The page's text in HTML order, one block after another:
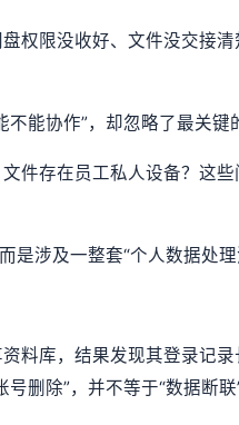
权限没收好、文件没交接清
能协作”，却忽略了最关键
件存在员工私人设备？这
是涉及一整套“个人数据处理
料库，结果发现其登录记
删除”，并不等于“数据断联”